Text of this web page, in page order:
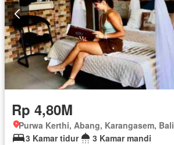
Rp 4,80M
Purwa Kerthi, Abang, Karangasem, Bali
3 Kamar tidur
3 Kamar mandi